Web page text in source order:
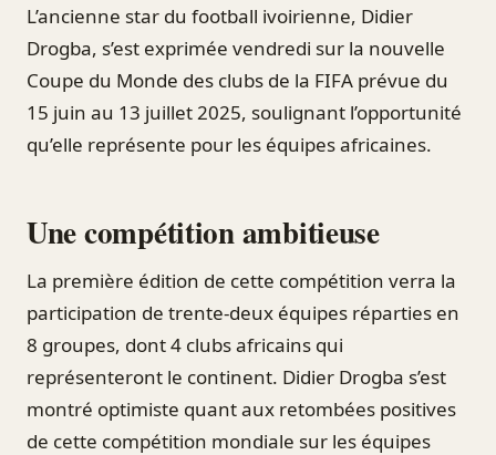
L’ancienne star du football ivoirienne, Didier
Drogba, s’est exprimée vendredi sur la nouvelle
Coupe du Monde des clubs de la FIFA prévue du
15 juin au 13 juillet 2025, soulignant l’opportunité
qu’elle représente pour les équipes africaines.
Une compétition ambitieuse
La première édition de cette compétition verra la
participation de trente-deux équipes réparties en
8 groupes, dont 4 clubs africains qui
représenteront le continent. Didier Drogba s’est
montré optimiste quant aux retombées positives
de cette compétition mondiale sur les équipes